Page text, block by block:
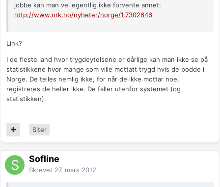
jobbe kan man vel egentlig ikke forvente annet:
http://www.nrk.no/nyheter/norge/1.7302646
Link?
I de fleste land hvor trygdeytelsene er dårlige kan man ikke se på
statistikkene hvor mange som ville mottatt trygd hvis de bodde i
Norge. De telles nemlig ikke, for når de ikke mottar noe,
registreres de heller ikke. De faller utenfor systemet (og
statistikken).
Siter
Sofline
Skrevet 27. mars 2012